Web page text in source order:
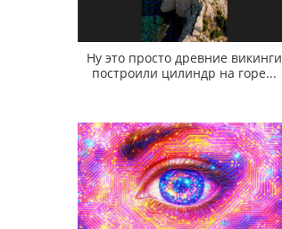
Ну это просто древние викинги
построили цилиндр на горе...